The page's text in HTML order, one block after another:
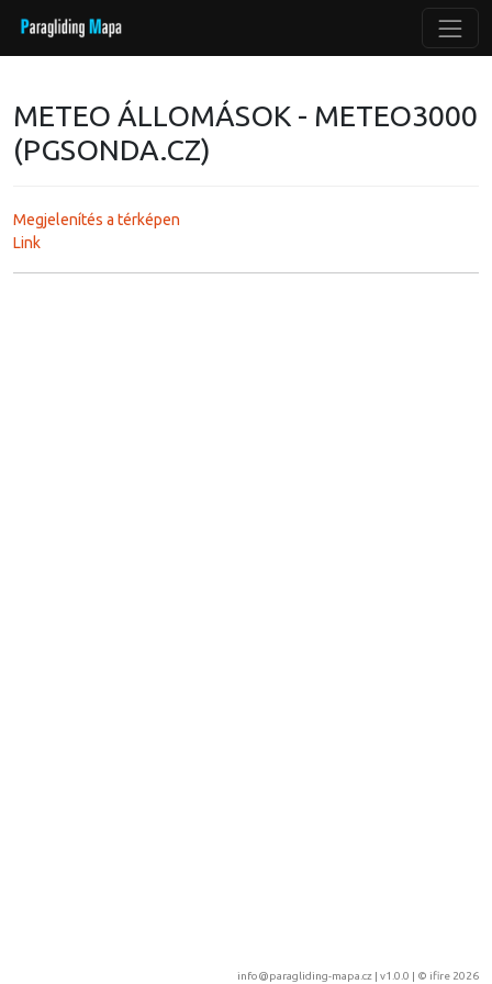
METEO ÁLLOMÁSOK - METEO3000
(PGSONDA.CZ)
Megjelenítés a térképen
Link
info@paragliding-mapa.cz | v1.0.0 | © ifire 2026